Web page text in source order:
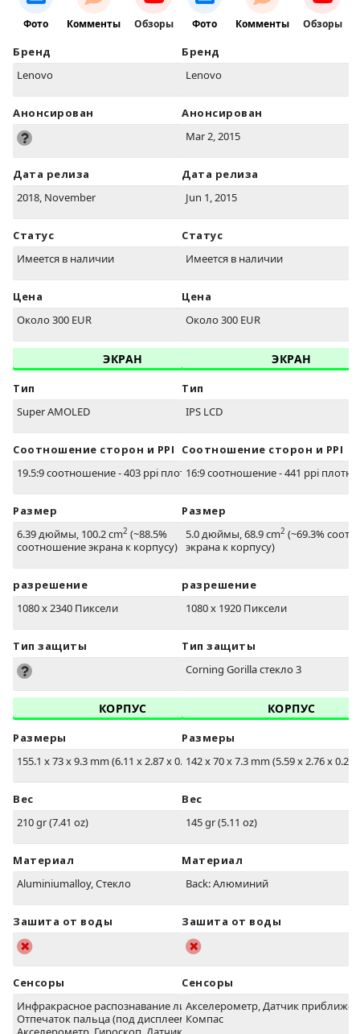
Фото Комменты Обзоры
Бренд
Lenovo
Анонсирован
Дата релиза
2018, November
Статус
Имеется в наличии
Цена
Около 300 EUR
ЭКРАН
Тип
Super AMOLED
Соотношение сторон и PPI
19.5:9 соотношение - 403 ppi плотность
Размер
6.39 дюймы, 100.2 cm2 (~88.5%
соотношение экрана к корпусу)
разрешение
1080 x 2340 Пиксели
Тип защиты
КОРПУС
Размеры
155.1 x 73 x 9.3 mm (6.11 x 2.87 x 0.37 in)
Вес
210 gr (7.41 oz)
Материал
Aluminiumalloy, Стекло
Зашита от воды
Сенсоры
Инфракрасное распознавание лица,
Отпечаток пальца (под дисплеем),
Фото Комменты Обзоры
Бренд
Lenovo
Анонсирован
Mar 2, 2015
Дата релиза
Jun 1, 2015
Статус
Имеется в наличии
Цена
Около 300 EUR
ЭКРАН
Тип
IPS LCD
Соотношение сторон и PPI
16:9 соотношение - 441 ppi
Размер
5.0 дюймы, 68.9 cm2 (~69.3%
экрана к корпусу)
разрешение
1080 x 1920 Пиксели
Тип защиты
Corning Gorilla стекло 3
КОРПУС
Размеры
142 x 70 x 7.3 mm (5.59 x 2.76 x 0.29
Вес
145 gr (5.11 oz)
Материал
Back: Алюминий
Зашита от воды
Сенсоры
Акселерометр, Датчик
Компас